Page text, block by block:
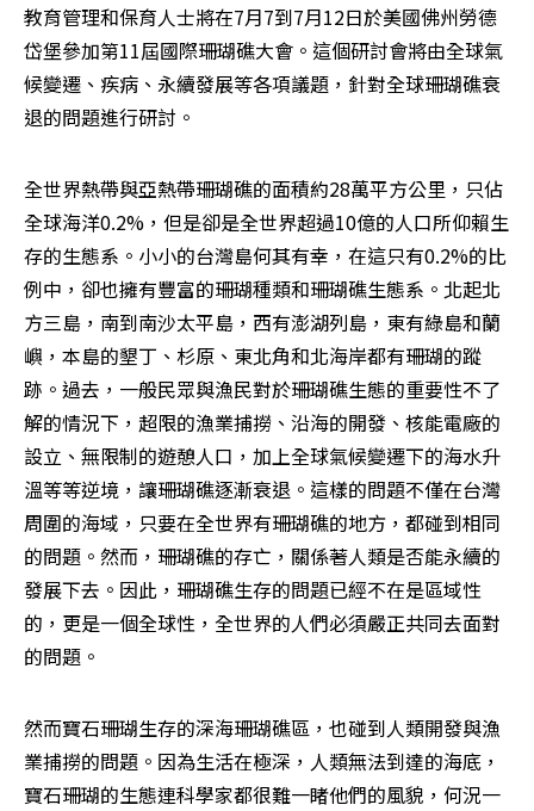
教育管理和保育人士將在7月7到7月12日於美國佛州勞德
岱堡參加第11屆國際珊瑚礁大會。這個研討會將由全球氣
候變遷、疾病、永續發展等各項議題，針對全球珊瑚礁衰
退的問題進行研討。
全世界熱帶與亞熱帶珊瑚礁的面積約28萬平方公里，只佔
全球海洋0.2%，但是卻是全世界超過10億的人口所仰賴生
存的生態系。小小的台灣島何其有幸，在這只有0.2%的比
例中，卻也擁有豐富的珊瑚種類和珊瑚礁生態系。北起北
方三島，南到南沙太平島，西有澎湖列島，東有綠島和蘭
嶼，本島的墾丁、杉原、東北角和北海岸都有珊瑚的蹤
跡。過去，一般民眾與漁民對於珊瑚礁生態的重要性不了
解的情況下，超限的漁業捕撈、沿海的開發、核能電廠的
設立、無限制的遊憩人口，加上全球氣候變遷下的海水升
溫等等逆境，讓珊瑚礁逐漸衰退。這樣的問題不僅在台灣
周圍的海域，只要在全世界有珊瑚礁的地方，都碰到相同
的問題。然而，珊瑚礁的存亡，關係著人類是否能永續的
發展下去。因此，珊瑚礁生存的問題已經不在是區域性
的，更是一個全球性，全世界的人們必須嚴正共同去面對
的問題。
然而寶石珊瑚生存的深海珊瑚礁區，也碰到人類開發與漁
業捕撈的問題。因為生活在極深，人類無法到達的海底，
寶石珊瑚的生態連科學家都很難一睹他們的風貌，何況一